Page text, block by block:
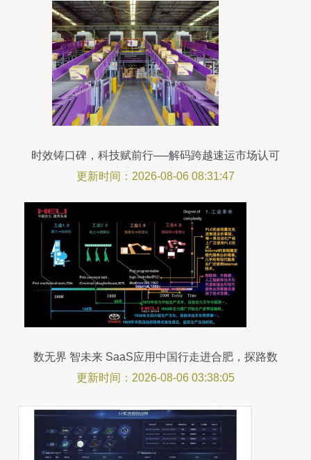
时效铸口碑，科技赋前行──解码跨越速运市场认可
度背后的核心优势
更新时间：2026-08-06 08:31:47
数无界 智未来 SaaS应用中国行走进合肥，探路数
据处理服务新蓝海
更新时间：2026-08-06 03:38:05